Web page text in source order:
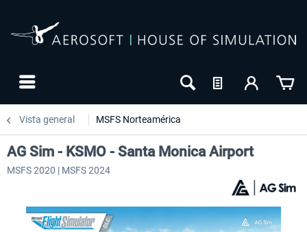
Vista general MSFS Norteamérica
AG Sim - KSMO - Santa Monica Airport
MSFS 2020 | MSFS 2024